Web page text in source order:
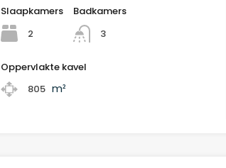
Slaapkamers
2
Badkamers
3
Oppervlakte kavel
805 m²